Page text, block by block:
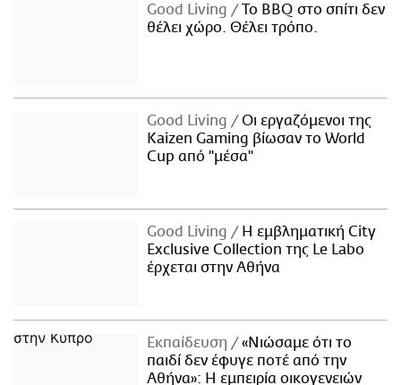
Good Living
Το BBQ στο σπίτι δεν
θέλει χώρο. Θέλει τρόπο.
Good Living
Οι εργαζόμενοι της
Kaizen Gaming βίωσαν το World
Cup από "μέσα"
Good Living
Η εμβληματική City
Exclusive Collection της Le Labo
έρχεται στην Αθήνα
Εκπαίδευση
«Νιώσαμε ότι το
παιδί δεν έφυγε ποτέ από την
Αθήνα»: Η εμπειρία οικογενειών